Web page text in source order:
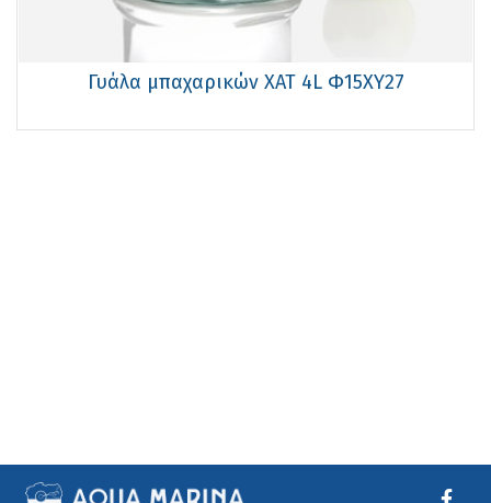
Γυάλα μπαχαρικών ΧΑΤ 4L Φ15XΥ27